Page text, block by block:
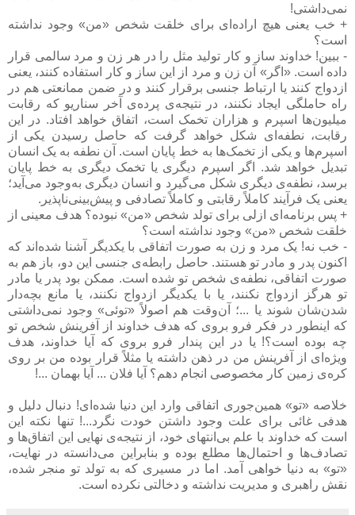
نمی‌داشتی!
+ خب یعنی هیچ اراده‌ای برای خلقت شخص «من» وجود نداشته
است؟
- ببین! خداوند ساز و کار تولید مثل را در هر زن و مرد سالمی قرار
داده است. «اگر» آن زن و مرد از این ساز و کار استفاده کنند، یعنی
ازدواج کنند یا ارتباط جنسی برقرار کنند و در ضمن ممانعتی هم در
راه حاملگی ایجاد نکنند، در نتیجه‌ی پرده‌ی آخر سناریو که رقابت
میلیون‌ها اسپرم و هزاران تخمک است، اتفاق خواهد افتاد. در این
رقابت، نطفه‌ای شکل خواهد گرفت که حاصل رسیدن یکی از
اسپرم‌ها و یکی از تخمک‌ها به خط پایان است. آن نطفه به یک انسان
تبدیل خواهد شد. اگر اسپرم دیگری یا تخمک دیگری به خط پایان
برسد، نطفه‌ی دیگری شکل می‌گیرد و انسان دیگری به‌وجود می‌آید؛
یعنی یک فرآیند کاملاً رقابتی و کاملاً تصادفی و پیش‌بینی‌ناپذیر.
+ پس برنامه‌ای ازلی برای تولد شخص «من» نبوده؟ هدف معینی از
خلقت شخص «من» وجود نداشته است؟
- خب نه! یک مرد و زن به صورت اتفاقی با یکدیگر آشنا شده‌اند که
اکنون پدر و مادر تو هستند. حاصل رابطه‌ی جنسی این دو، باز هم به
صورت اتفاقی، نطفه‌ی شخص تو شده است. ممکن بود پدر یا مادر
تو هرگز ازدواج نکنند، یا با یکدیگر ازدواج نکنند، یا مانع بچه‌دار
شدن‌شان شوند یا ...؛ آن‌وقت هم اصولاً «توئی» وجود نمی‌داشتی
که اینطور در فکر فرو بروی که هدف خداوند از آفرینش شخص تو
چه بوده است؟! یا در این پندار فرو بروی که آیا خداوند، هدف
ویژه‌ای از آفرینش من در ذهن داشته یا مثلاً قرار بوده من بر روی
کره‌ی زمین کار مخصوصی انجام دهم؟ آیا فلان ... آیا بهمان ...!
خلاصه «تو» همین‌جوری اتفاقی وارد این دنیا شده‌ای! دنبال دلیل و
هدفی غائی برای علت وجود داشتن‌ خودت نگرد...! تنها نکته این
است که خداوند با علم بی‌انتهای خود، از نتیجه‌ی نهایی این اتفاق‌ها و
تصادف‌ها و احتمال‌ها مطلع بوده و بنابراین می‌دانسته در نهایت،
«تو» به دنیا خواهی آمد. اما در مسیری که به تولد تو منجر شده،
نقش راهبری و مدیریت نداشته و دخالتی نکرده است.